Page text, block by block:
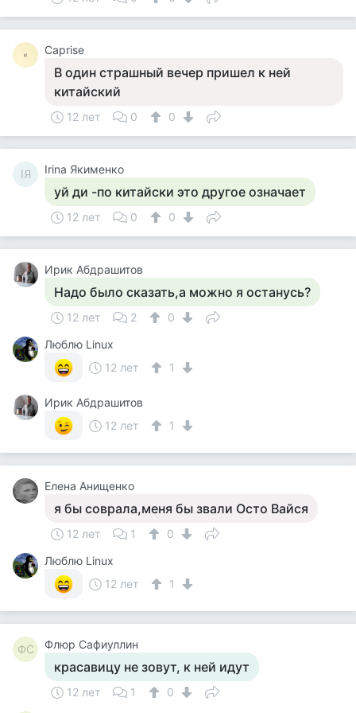
Caprise
В один страшный вечер пришел к ней
китайский
12 лет 0 0
IЯ Irina Якименко
уй ди -по китайски это другое означает
12 лет 0 0
Ирик Абдрашитов
Надо было сказать,а можно я останусь?
12 лет 2
0
Люблю Linux
12 лет
1
Ирик Абдрашитов
12 лет
1
Елена Анищенко
я бы соврала,меня бы звали Осто Вайся
12 лет 1
0
Люблю Linux
12 лет
1
ФС Флюр Сафиуллин
красавицу не зовут, к ней идут
12 лет 1
0